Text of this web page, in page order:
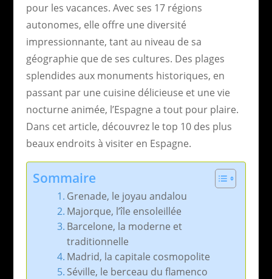
pour les vacances. Avec ses 17 régions
autonomes, elle offre une diversité
impressionnante, tant au niveau de sa
géographie que de ses cultures. Des plages
splendides aux monuments historiques, en
passant par une cuisine délicieuse et une vie
nocturne animée, l’Espagne a tout pour plaire.
Dans cet article, découvrez le top 10 des plus
beaux endroits à visiter en Espagne.
Sommaire
Grenade, le joyau andalou
Majorque, l’île ensoleillée
Barcelone, la moderne et
traditionnelle
Madrid, la capitale cosmopolite
Séville, le berceau du flamenco